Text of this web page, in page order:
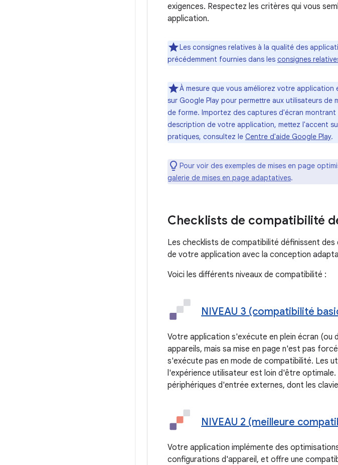
exigences. Respectez les critères qui vous
application.
Les consignes relatives à la qualité des
précédemment fournies dans les consignes
À mesure que vous améliorez votre
sur Google Play pour permettre aux utilisateurs
de forme. Importez des captures d'écran
description de votre application, mettez l'accent
pratiques, consultez le Centre d'aide Google Play.
Pour voir des exemples de mises en page
galerie de mises en page adaptatives.
Checklists de compatibilité
Les checklists de compatibilité définissent
de votre application avec la conception
Voici les différents niveaux de compatibilité :
NIVEAU 3 (compatibilité
Votre application s'exécute en plein écran
appareils, mais sa mise en page n'est pas
s'exécute pas en mode de compatibilité. Les
l'expérience utilisateur est loin d'être
périphériques d'entrée externes, dont les
NIVEAU 2 (meilleure
Votre application implémente des
configurations d'appareil, et offre une